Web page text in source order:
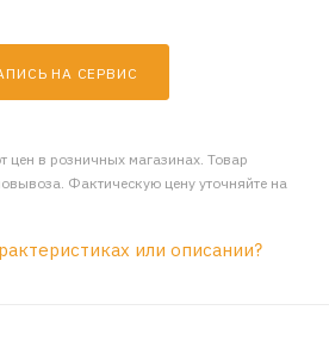
НА СЕРВИС
цен в розничных магазинах. Товар
Фактическую цену уточняйте на
или описании?